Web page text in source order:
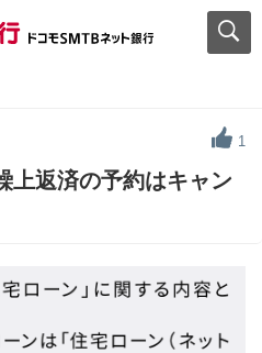
1
上返済の予約はキャン